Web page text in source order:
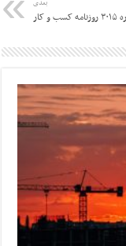
بعدی
و کار